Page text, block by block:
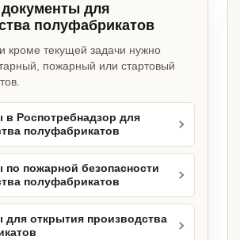
для
полуфабрикатов
кроме текущей задачи нужно
пожарный или стартовый
в Роспотребнадзор для
полуфабрикатов
по пожарной безопасности
полуфабрикатов
для открытия производства